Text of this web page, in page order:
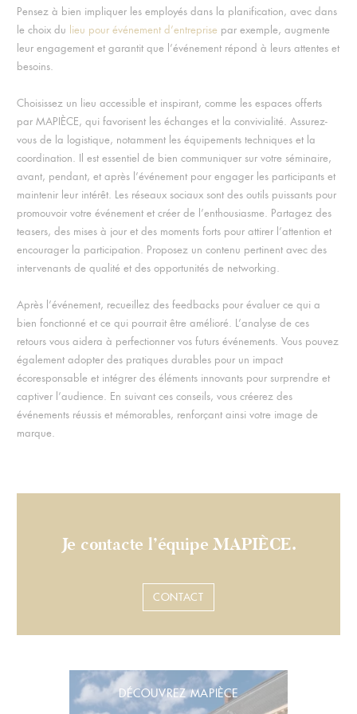
Pensez à bien impliquer les employés dans la planification, avec dans
le choix du lieu pour événement d’entreprise par exemple, augmente
leur engagement et garantit que l’événement répond à leurs attentes et
besoins.
Choisissez un lieu accessible et inspirant, comme les espaces offerts
par MAPIÈCE, qui favorisent les échanges et la convivialité. Assurez-
vous de la logistique, notamment les équipements techniques et la
coordination. Il est essentiel de bien communiquer sur votre séminaire,
avant, pendant, et après l’événement pour engager les participants et
maintenir leur intérêt. Les réseaux sociaux sont des outils puissants pour
promouvoir votre événement et créer de l’enthousiasme. Partagez des
teasers, des mises à jour et des moments forts pour attirer l’attention et
encourager la participation. Proposez un contenu pertinent avec des
intervenants de qualité et des opportunités de networking.
Après l’événement, recueillez des feedbacks pour évaluer ce qui a
bien fonctionné et ce qui pourrait être amélioré. L’analyse de ces
retours vous aidera à perfectionner vos futurs événements. Vous pouvez
également adopter des pratiques durables pour un impact
écoresponsable et intégrer des éléments innovants pour surprendre et
captiver l’audience. En suivant ces conseils, vous créerez des
événements réussis et mémorables, renforçant ainsi votre image de
marque.
Je contacte l’équipe MAPIÈCE.
CONTACT
DÉCOUVREZ MAPIÈCE